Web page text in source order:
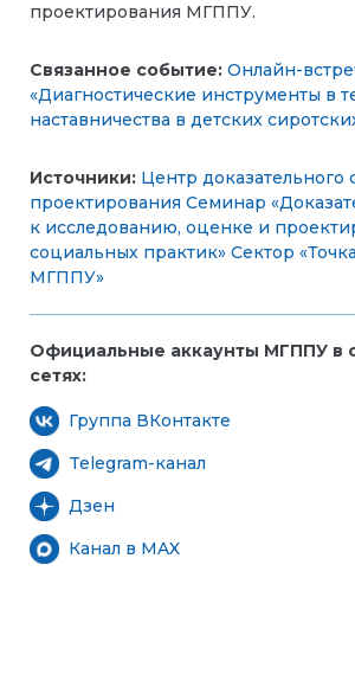
проектирования МГППУ.
Связанное событие: Онлайн-
«Диагностические инструменты в
наставничества в детских
Источники: Центр доказательного
проектирования Cеминар
к исследованию, оценке и
социальных практик» Сектор
МГППУ»
Официальные аккаунты МГППУ в
сетях:
Группа ВКонтакте
Telegram-канал
Дзен
Канал в MAX